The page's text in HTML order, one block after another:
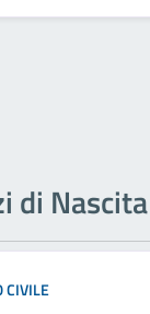
di Nascita
CIVILE